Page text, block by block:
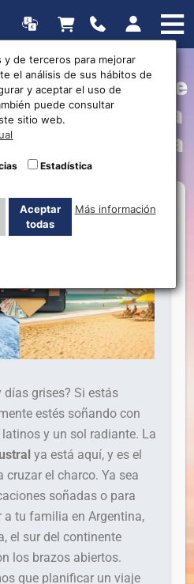
Descubre
y Prepara
Sudamérica
grises? Si estás
estés soñando con
y un sol radiante. La
ya está aquí, y es el
el charco. Ya sea
soñadas o para
a tu familia en Argentina,
el sur del continente
los brazos abiertos.
que planificar un viaje
y de terceros para mejorar
el análisis de sus hábitos de
y aceptar el uso de
puede consultar
sitio web.
Estadística
Aceptar
todas
Más información